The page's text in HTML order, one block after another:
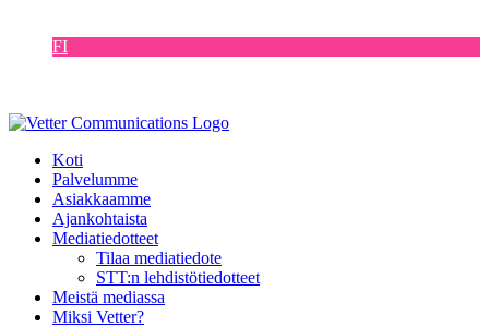
FI
Koti
Palvelumme
Asiakkaamme
Ajankohtaista
Mediatiedotteet
Tilaa mediatiedote
STT:n lehdistötiedotteet
Meistä mediassa
Miksi Vetter?